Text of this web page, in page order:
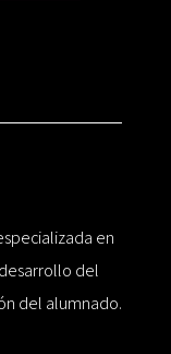
en
del
del alumnado.